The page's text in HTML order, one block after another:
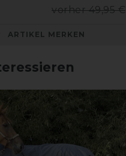
vorher 49,95 €
ARTIKEL MERKEN